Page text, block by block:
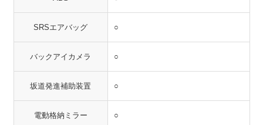
SRSエアバッグ ○
バックアイカメラ ○
坂道発進補助装置 ○
電動格納ミラー ○